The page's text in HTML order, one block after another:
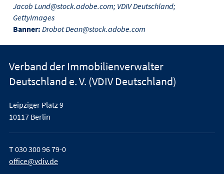
Jacob Lund@stock.adobe.com; VDIV Deutschland;
GettyImages
Banner: Drobot Dean@stock.adobe.com
Verband der Immobilienverwalter
Deutschland e. V. (VDIV Deutschland)
Leipziger Platz 9
10117 Berlin
T030 300 96 79-0
office@vdiv.de